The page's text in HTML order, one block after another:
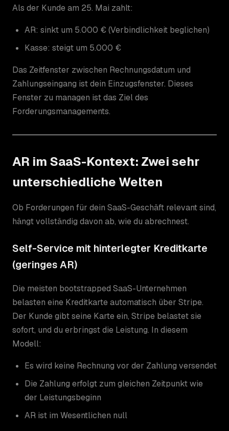
Als der Kunde am 25. Mai zahlt:
AR: sinkt um 5.000 € (Verbindlichkeit beglichen)
Kasse: steigt um 5.000 €
Das Zeitfenster zwischen Rechnungsdatum und
Zahlungseingang ist dein Einzugsfenster. Dieses
Fenster zu managen ist das Ziel des
Forderungsmanagements.
AR im SaaS-Kontext: Zwei sehr
unterschiedliche Welten
Ob Forderungen für dein SaaS-Geschäft relevant sind,
hängt vollständig davon ab, wie du abrechnest.
Self-Service mit hinterlegter Kreditkarte
(geringes AR)
Die meisten bootstrapped SaaS-Unternehmen
belasten eine Kreditkarte automatisch über Stripe.
Der Kunde gibt seine Karte ein, Stripe belastet sie
sofort, und du erbringst die Leistung. In diesem
Modell:
Es wird keine Rechnung vor der Zahlung versendet
Die Zahlung erfolgt zum gleichen Zeitpunkt wie
der Leistungsbeginn
AR ist im Wesentlichen null